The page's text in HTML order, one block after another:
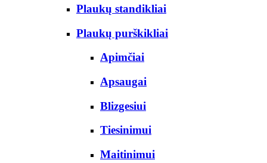
Plaukų standikliai
Plaukų purškikliai
Apimčiai
Apsaugai
Blizgesiui
Tiesinimui
Maitinimui